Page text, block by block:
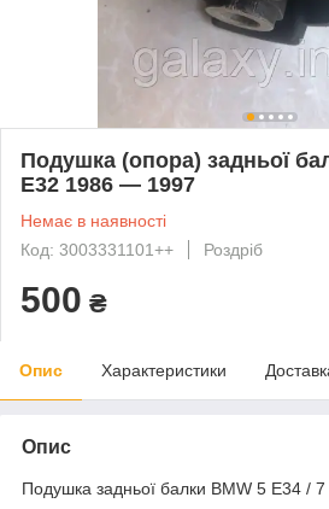
Подушка (опора) задньої
E32 1986 — 1997
Немає в наявності
Код: 3003331101++
Роздріб
500 ₴
Опис Характеристики
Опис
Подушка задньої балки BMW 5 E34 /